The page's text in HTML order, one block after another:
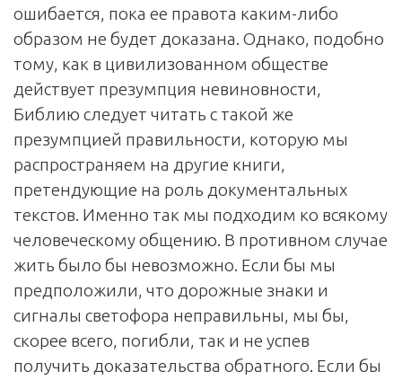
ошибается, пока ее правота каким-либо
образом не будет доказана. Однако, подобно
тому, как в цивилизованном обществе
действует презумпция невиновности,
Библию следует читать с такой же
презумпцией правильности, которую мы
распространяем на другие книги,
претендующие на роль документальных
текстов. Именно так мы подходим ко всякому
человеческому общению. В противном случае
жить было бы невозможно. Если бы мы
предположили, что дорожные знаки и
сигналы светофора неправильны, мы бы,
скорее всего, погибли, так и не успев
получить доказательства обратного. Если бы